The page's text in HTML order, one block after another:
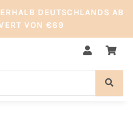
DEUTSCHLANDS AB
VON €69